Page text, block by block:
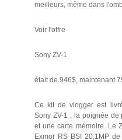
meilleurs, même dans
Voir l'offre
Sony ZV-1
était de 946$, maintenant
Ce kit de vlogger est
Sony ZV-1 , la poignée de
et une carte mémoire. Le
Exmor RS BSI 20,1MP